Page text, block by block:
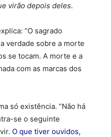
virão depois deles.
“O sagrado
verdade sobre a morte
se tocam. A morte e a
com as marcas dos
só existência. “Não há
se o seguinte
O que tiver ouvidos,